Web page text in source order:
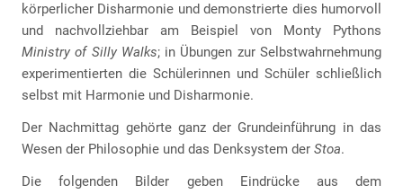
körperlicher Disharmonie und demonstrierte dies humorvoll
und nachvollziehbar am Beispiel von Monty Pythons
Ministry of Silly Walks; in Übungen zur Selbstwahrnehmung
experimentierten die Schülerinnen und Schüler schließlich
selbst mit Harmonie und Disharmonie.
Der Nachmittag gehörte ganz der Grundeinführung in das
Wesen der Philosophie und das Denksystem der Stoa.
Die folgenden Bilder geben Eindrücke aus dem